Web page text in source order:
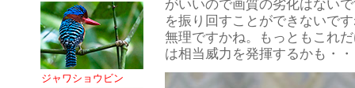
ジャワショウビン
がいいので画質の劣化はない
を振り回すことができないで
無理ですかね。もっともこれ
は相当威力を発揮するかも・